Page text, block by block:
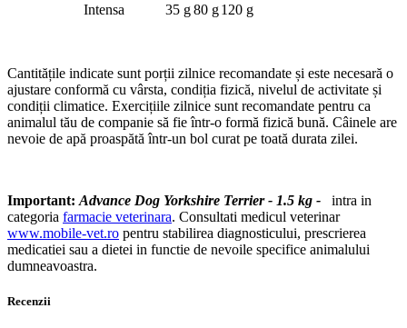
Intensa 35 g 80 g 120 g
Cantitățile indicate sunt porții zilnice recomandate și este necesară o
ajustare conformă cu vârsta, condiția fizică, nivelul de activitate și
condiții climatice. Exercițiile zilnice sunt recomandate pentru ca
animalul tău de companie să fie într-o formă fizică bună. Câinele are
nevoie de apă proaspătă într-un bol curat pe toată durata zilei.
Important: Advance Dog Yorkshire Terrier - 1.5 kg -
intra in
categoria farmacie veterinara. Consultati medicul veterinar
www.mobile-vet.ro pentru stabilirea diagnosticului, prescrierea
medicatiei sau a dietei in functie de nevoile specifice animalului
dumneavoastra.
Recenzii